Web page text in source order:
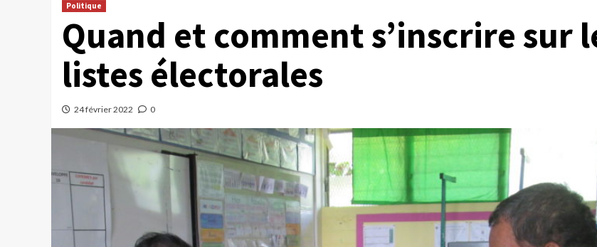
Politique
Quand et comment s’inscrire sur
listes électorales
24 février 2022 0